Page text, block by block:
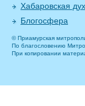
Хабаровская
Блогосфера
© Приамурская
По благословению
При копировании